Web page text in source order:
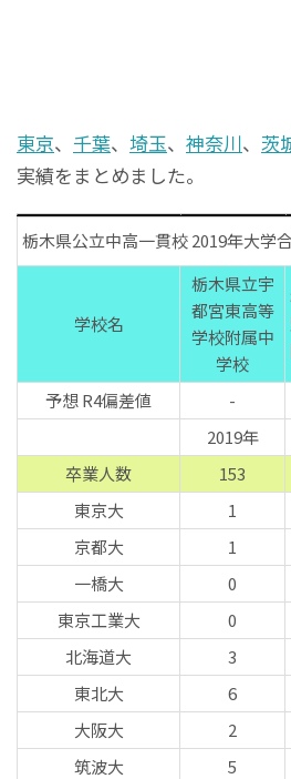
東京、 千葉、 埼玉、 神奈川、 茨
実績をまとめました。
栃木県公立中高一貫校 2019年大学
学校名
栃木県立宇
都宮東高等
学校附属中
学校
予想 R4偏差値
-
2019年
卒業人数
153
東京大
1
京都大
1
一橋大
0
東京工業大
0
北海道大
3
東北大
6
大阪大
2
筑波大
5